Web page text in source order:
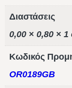
Διαστάσεις
0,00 × 0,80 × 1
Κωδικός
OR0189GB